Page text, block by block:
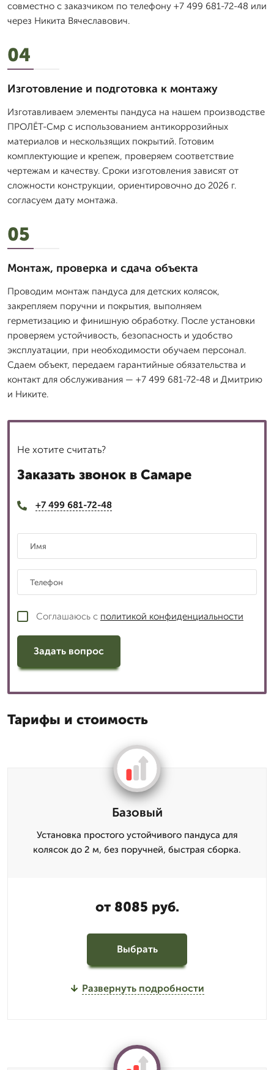
совместно с заказчиком по телефону +7 499 681-72-48 или
через Никита Вячеславович.
04
Изготовление и подготовка к монтажу
Изготавливаем элементы пандуса на нашем производстве
ПРОЛЁТ-Смр с использованием антикоррозийных
материалов и нескользящих покрытий. Готовим
комплектующие и крепеж, проверяем соответствие
чертежам и качеству. Сроки изготовления зависят от
сложности конструкции, ориентировочно до 2026 г.
согласуем дату монтажа.
05
Монтаж, проверка и сдача объекта
Проводим монтаж пандуса для детских колясок,
закрепляем поручни и покрытия, выполняем
герметизацию и финишную обработку. После установки
проверяем устойчивость, безопасность и удобство
эксплуатации, при необходимости обучаем персонал.
Сдаем объект, передаем гарантийные обязательства и
контакт для обслуживания — +7 499 681-72-48 и Дмитрию
и Никите.
Не хотите считать?
Заказать звонок в Самаре
+7 499 681-72-48
Соглашаюсь с политикой конфиденциальности
Задать вопрос
Тарифы и стоимость
Базовый
Установка простого устойчивого пандуса для
колясок до 2 м, без поручней, быстрая сборка.
от 8085 руб.
Выбрать
Развернуть подробности